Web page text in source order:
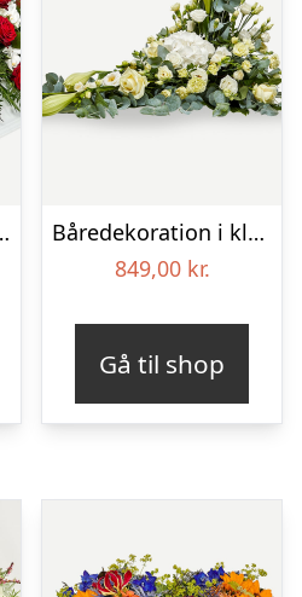
rød og hvid
Båredekoration i klassisk stil – creme
849,00 kr.
Gå til shop